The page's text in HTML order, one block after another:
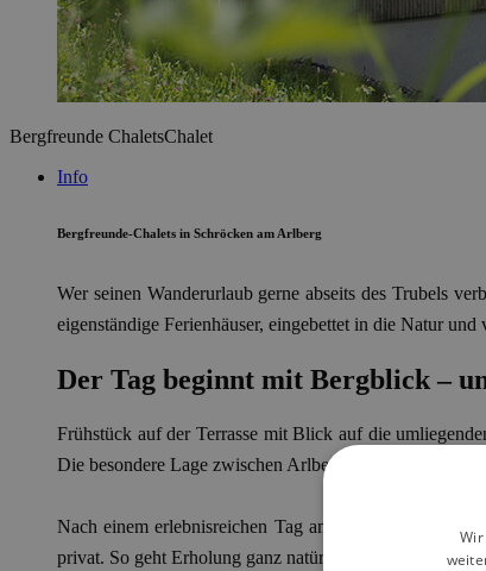
Bergfreunde ChaletsChalet
Info
Bergfreunde-Chalets in Schröcken am Arlberg
Wer seinen Wanderurlaub gerne abseits des Trubels
eigenständige Ferienhäuser, eingebettet in die Natur
Der Tag beginnt mit Bergblick –
Frühstück auf der Terrasse mit Blick auf die
Die besondere Lage zwischen Arlberg,
Nach einem erlebnisreichen Tag am Berg erwartet euch
privat. So geht Erholung ganz natürlich und nachhaltig.